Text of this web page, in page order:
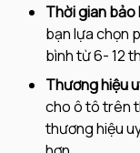
Thời gian bảo
bạn lựa chọn
bình từ 6- 12
Thương hiệu
cho ô tô trên
thương hiệu